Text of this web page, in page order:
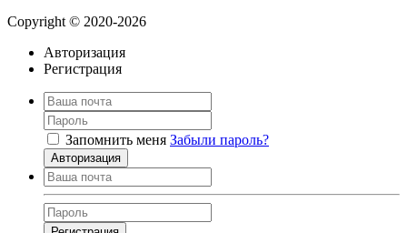
Copyright © 2020-2026
Авторизация
Регистрация
Запомнить меня Забыли пароль?
Авторизация